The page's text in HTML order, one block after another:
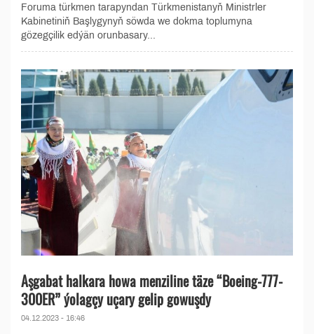
Foruma türkmen tarapyndan Türkmenistanyň Ministrler
Kabinetiniň Başlygynyň söwda we dokma toplumyna
gözegçilik edýän orunbasary...
Aşgabat halkara howa menziline täze “Boeing-777-
300ER” ýolagçy uçary gelip gowuşdy
04.12.2023 - 16:46